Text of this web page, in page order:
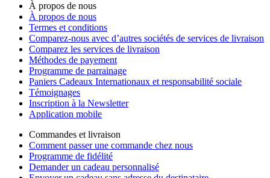
À propos de nous
À propos de nous
Termes et conditions
Comparez-nous avec d’autres sociétés de services de livraison
Comparez les services de livraison
Méthodes de payement
Programme de parrainage
Paniers Cadeaux Internationaux et responsabilité sociale
Témoignages
Inscription à la Newsletter
Application mobile
Commandes et livraison
Comment passer une commande chez nous
Programme de fidélité
Demander un cadeau personnalisé